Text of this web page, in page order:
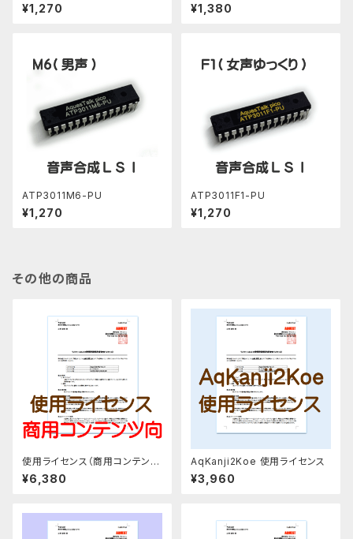
¥1,270 ¥1,380
ATP3011M6-PU
¥1,270
ATP3011F1-PU
¥1,270
その他の商品
使用ライセンス（商用コンテンツ
向け）
¥6,380
AqKanji2Koe 使用ライセンス
¥3,960